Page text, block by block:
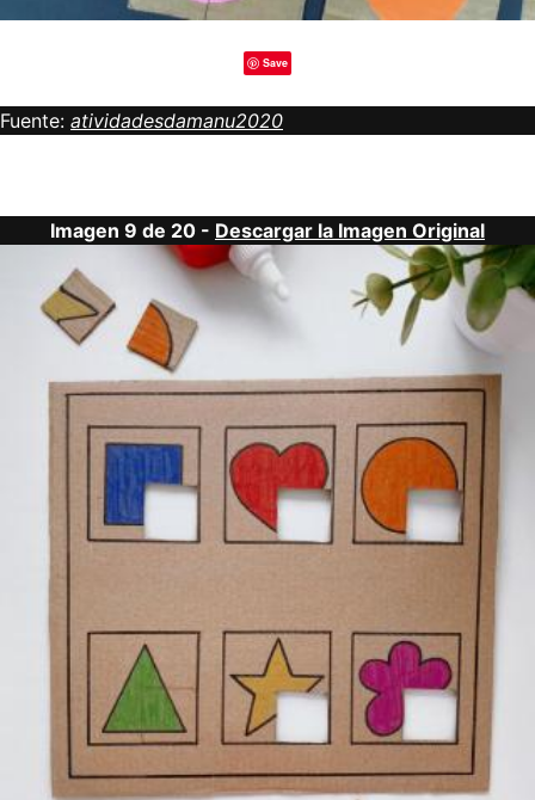
Save
Fuente: atividadesdamanu2020
Imagen 9 de 20 - Descargar la Imagen Original